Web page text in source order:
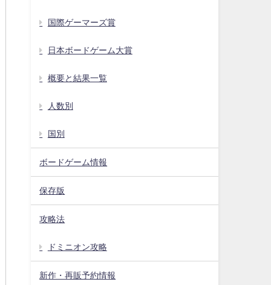
国際ゲーマーズ賞
日本ボードゲーム大賞
概要と結果一覧
人数別
国別
ボードゲーム情報
保存版
攻略法
ドミニオン攻略
新作・再販予約情報